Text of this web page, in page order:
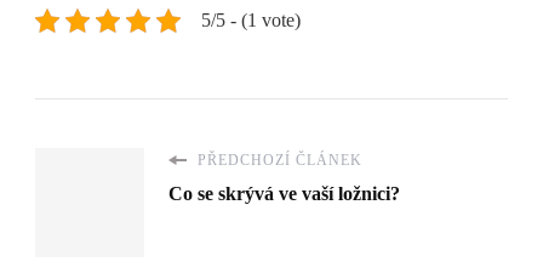
5/5 - (1 vote)
PŘEDCHOZÍ ČLÁNEK
Co se skrývá ve vaší ložnici?